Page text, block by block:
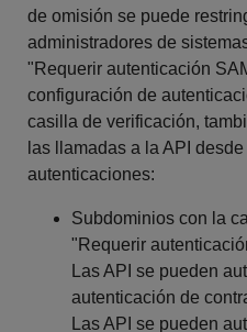
de omisión se puede
administradores de
"Requerir autenticación
configuración de
casilla de verificación,
las llamadas a la API
autenticaciones:
Subdominios con la
"Requerir
Las API se pueden
autenticación de
Las API se pueden